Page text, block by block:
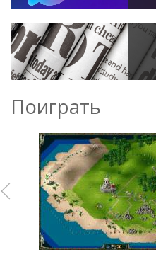
Поиграть